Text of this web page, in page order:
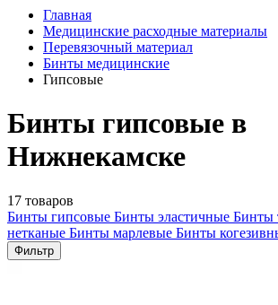
Главная
Медицинские расходные материалы
Перевязочный материал
Бинты медицинские
Гипсовые
Бинты гипсовые в
Нижнекамске
17 товаров
Бинты гипсовые Бинты эластичные Бинты
нетканые Бинты марлевые Бинты
Фильтр